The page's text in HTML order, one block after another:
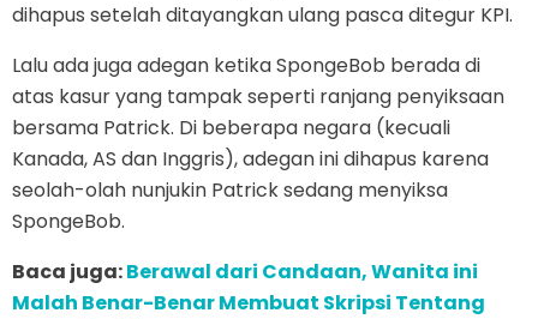
dihapus setelah ditayangkan ulang pasca ditegur KPI.
Lalu ada juga adegan ketika SpongeBob berada di
atas kasur yang tampak seperti ranjang penyiksaan
bersama Patrick. Di beberapa negara (kecuali
Kanada, AS dan Inggris), adegan ini dihapus karena
seolah-olah nunjukin Patrick sedang menyiksa
SpongeBob.
Baca juga:Berawal dari Candaan, Wanita ini
Malah Benar-Benar Membuat Skripsi Tentang